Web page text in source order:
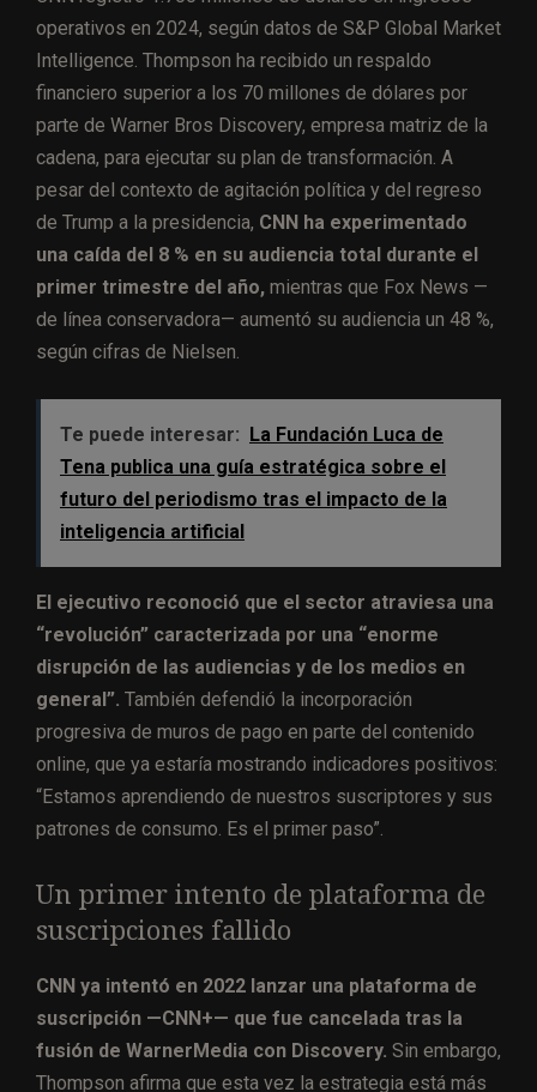
operativos en 2024, según datos de S&P Global Market
Intelligence. Thompson ha recibido un respaldo
financiero superior a los 70 millones de dólares por
parte de Warner Bros Discovery, empresa matriz de la
cadena, para ejecutar su plan de transformación. A
pesar del contexto de agitación política y del regreso
de Trump a la presidencia, CNN ha experimentado
una caída del 8 % en su audiencia total durante el
primer trimestre del año, mientras que Fox News —
de línea conservadora— aumentó su audiencia un 48 %,
según cifras de Nielsen.
Te puede interesar: La Fundación Luca de
Tena publica una guía estratégica sobre el
futuro del periodismo tras el impacto de la
inteligencia artificial
El ejecutivo reconoció que el sector atraviesa una
“revolución” caracterizada por una “enorme
disrupción de las audiencias y de los medios en
general”. También defendió la incorporación
progresiva de muros de pago en parte del contenido
online, que ya estaría mostrando indicadores positivos:
“Estamos aprendiendo de nuestros suscriptores y sus
patrones de consumo. Es el primer paso”.
Un primer intento de plataforma de
suscripciones fallido
CNN ya intentó en 2022 lanzar una plataforma de
suscripción —CNN+— que fue cancelada tras la
fusión de WarnerMedia con Discovery. Sin embargo,
Thompson afirma que esta vez la estrategia está más